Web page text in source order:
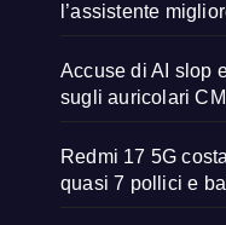
l’assistente
Accuse di AI slop
sugli auricolari
Redmi 17 5G
quasi 7 pollici e